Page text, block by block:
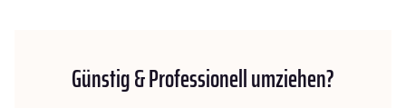
Günstig & Professionell umziehen?